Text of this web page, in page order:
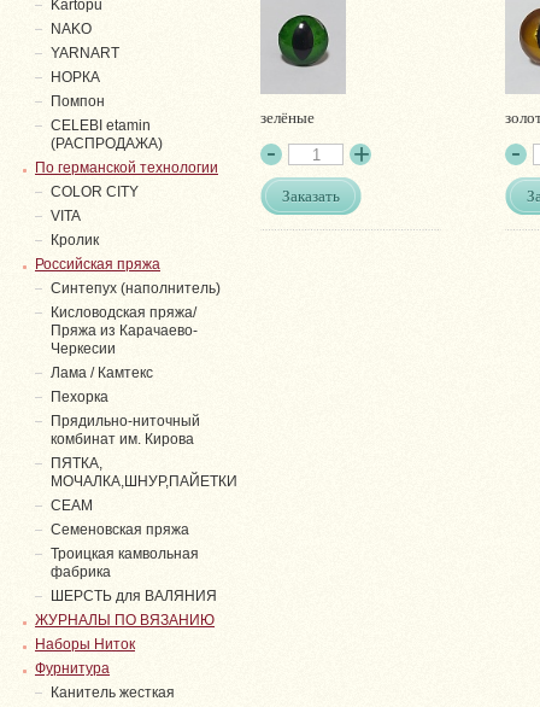
зелёные
Заказать
Kartopu
NAKO
YARNART
НОРКА
Помпон
СELEBI etamin
(РАСПРОДАЖА)
По германской технологии
COLOR CITY
VITA
Кролик
Российская пряжа
Синтепух (наполнитель)
Кисловодская пряжа/
Пряжа из Карачаево-
Черкесии
Лама / Камтекс
Пехорка
Прядильно-ниточный
комбинат им. Кирова
ПЯТКА,
МОЧАЛКА,ШНУР,ПАЙЕТКИ
СЕАМ
Семеновская пряжа
Троицкая камвольная
фабрика
ШЕРСТЬ для ВАЛЯНИЯ
ЖУРНАЛЫ ПО ВЯЗАНИЮ
Наборы Ниток
Фурнитура
Канитель жесткая